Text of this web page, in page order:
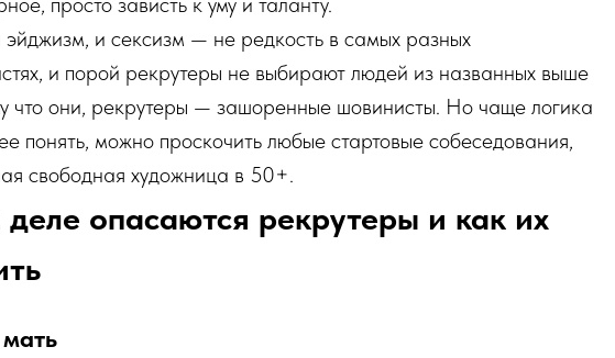
эйджизм, и сексизм — не редкость в самых разных
и порой рекрутеры не выбирают людей из названных выше
что они, рекрутеры — зашоренные шовинисты. Но чаще логика
понять, можно проскочить любые стартовые собеседования,
свободная художница в 50+.
опасаются рекрутеры и как их